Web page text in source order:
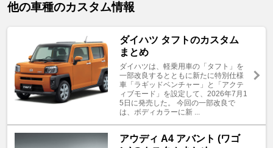
他の車種のカスタム情報
ダイハツ タフトのカスタム
まとめ
ダイハツは、軽乗用車の「タフト」を
一部改良するとともに新たに特別仕様
車「ラギッドベンチャー」と「アクテ
ィブモード」を設定して、2026年7月1
5日に発売した。 今回の一部改良で
は、ボディカラーに新 ...
アウディ A4 アバント (ワゴ